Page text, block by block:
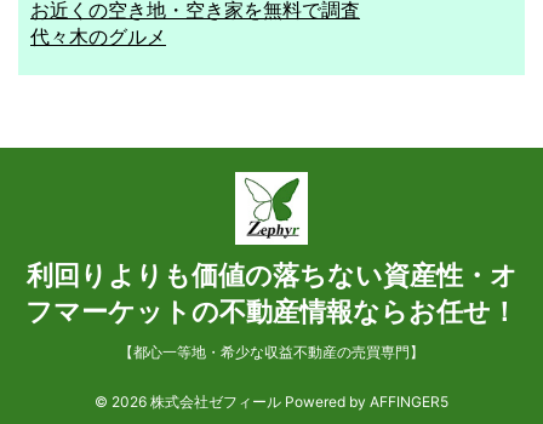
お近くの空き地・空き家を無料で調査
代々木のグルメ
利回りよりも価値の落ちない資産性・オ
フマーケットの不動産情報ならお任せ！
【都心一等地・希少な収益不動産の売買専門】
© 2026 株式会社ゼフィール Powered by AFFINGER5